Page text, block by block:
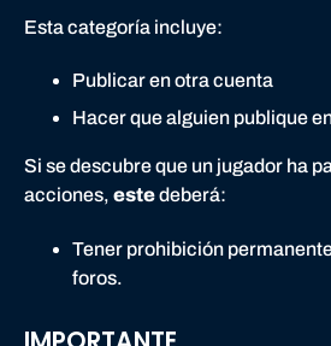
Esta categoría incluye:
Publicar en otra cuenta
Hacer que alguien publique
Si se descubre que un jugador ha
acciones, estedeberá:
Tener prohibición
foros.